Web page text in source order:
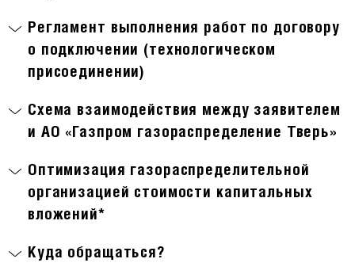
Регламент выполнения работ по договору
о подключении (технологическом
присоединении)
Схема взаимодействия между заявителем
и АО «Газпром газораспределение Тверь»
Оптимизация газораспределительной
организацией стоимости капитальных
вложений*
Куда обращаться?